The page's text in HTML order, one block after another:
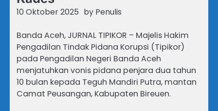
10 Oktober 2025 by Penulis
Banda Aceh, JURNAL TIPIKOR – Majelis Hakim
Pengadilan Tindak Pidana Korupsi (Tipikor)
pada Pengadilan Negeri Banda Aceh
menjatuhkan vonis pidana penjara dua tahun
10 bulan kepada Teguh Mandiri Putra, mantan
Camat Peusangan, Kabupaten Bireuen.